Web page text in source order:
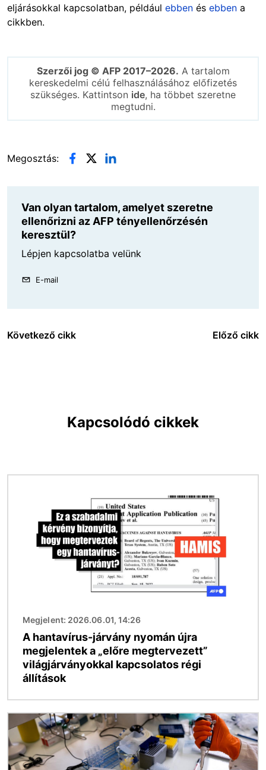
eljárásokkal kapcsolatban, például ebben és ebben a
cikkben.
Szerzői jog © AFP 2017–2026. A tartalom
kereskedelmi célú felhasználásához előfizetés
szükséges. Kattintson ide, ha többet szeretne
megtudni.
Megosztás:
Van olyan tartalom, amelyet szeretne
ellenőrizni az AFP tényellenőrzésén
keresztül?
Lépjen kapcsolatba velünk
E-mail
Következő cikk Előző cikk
Kapcsolódó cikkek
Megjelent: 2026.06.01, 14:26
A hantavírus-járvány nyomán újra
megjelentek a „előre megtervezett”
világjárványokkal kapcsolatos régi
állítások
Kép